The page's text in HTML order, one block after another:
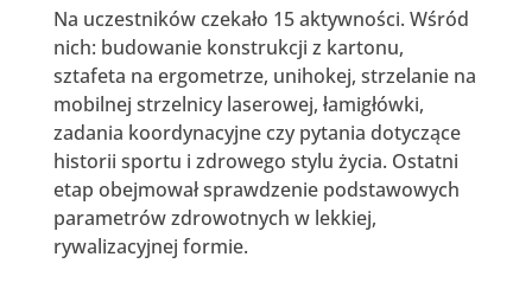
Na uczestników czekało 15 aktywności. Wśród
nich: budowanie konstrukcji z kartonu,
sztafeta na ergometrze, unihokej, strzelanie na
mobilnej strzelnicy laserowej, łamigłówki,
zadania koordynacyjne czy pytania dotyczące
historii sportu i zdrowego stylu życia. Ostatni
etap obejmował sprawdzenie podstawowych
parametrów zdrowotnych w lekkiej,
rywalizacyjnej formie.